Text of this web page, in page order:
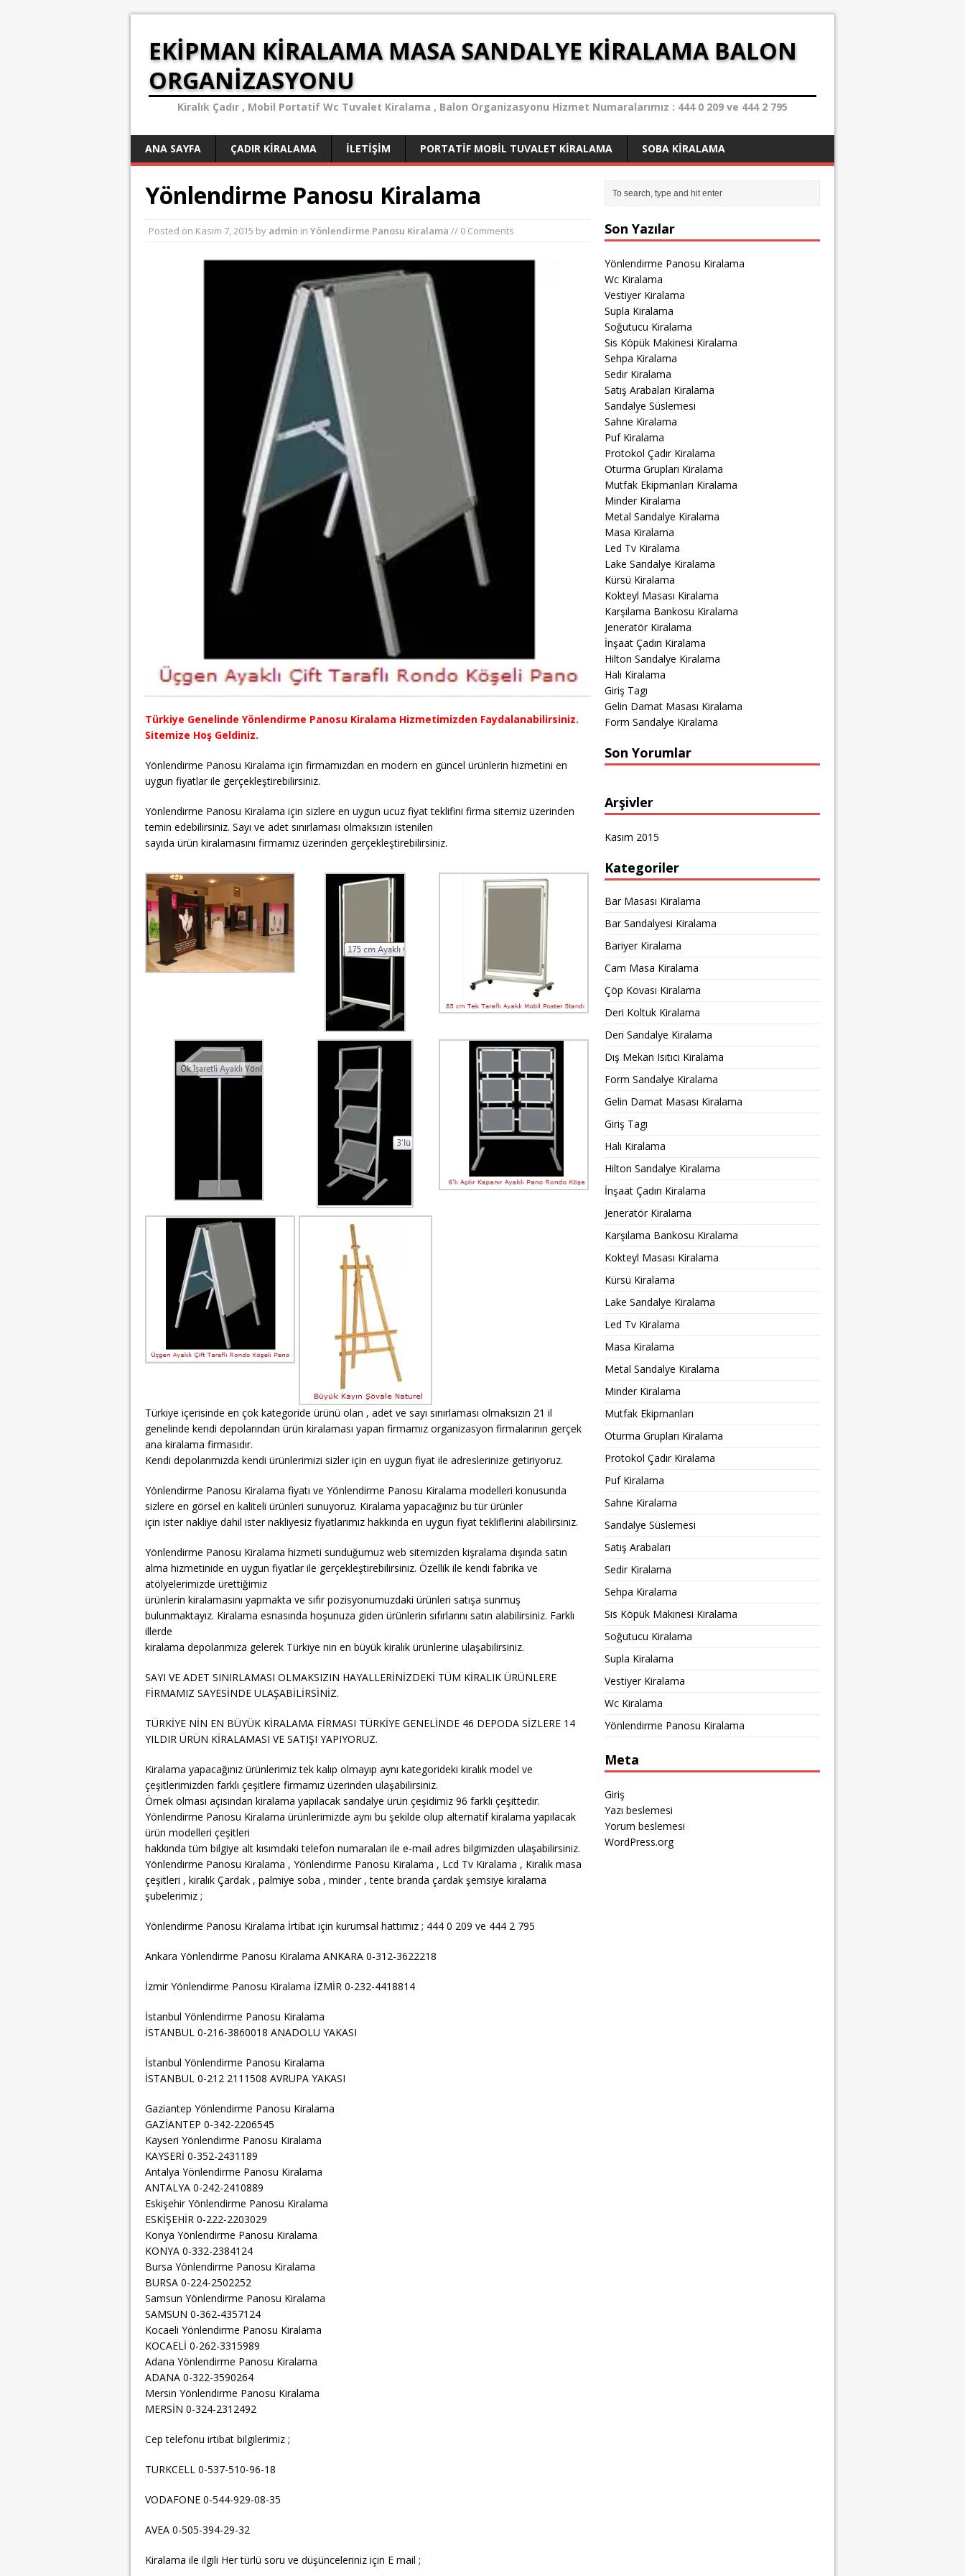
EKIPMAN KIRALAMA MASA SANDALYE KIRALAMA BALON
ORGANIZASYONU
Kiralık Çadır , Mobil Portatif Wc Tuvalet Kiralama , Balon Organizasyonu Hizmet Numaralarımız : 444 0 209 ve 444 2 795
ANA SAYFA ÇADIR KIRALAMA İLETIŞIM PORTATIF MOBIL TUVALET KIRALAMA SOBA KIRALAMA
Yönlendirme Panosu Kiralama
Posted on Kasım 7, 2015 by admin in Yönlendirme Panosu Kiralama // 0 Comments
Türkiye Genelinde Yönlendirme Panosu Kiralama Hizmetimizden Faydalanabilirsiniz.
Sitemize Hoş Geldiniz.
Yönlendirme Panosu Kiralama için firmamızdan en modern en güncel ürünlerin hizmetini en
uygun fiyatlar ile gerçekleştirebilirsiniz.
Yönlendirme Panosu Kiralama için sizlere en uygun ucuz fiyat teklifini firma sitemiz üzerinden
temin edebilirsiniz. Sayı ve adet sınırlaması olmaksızın istenilen
sayıda ürün kiralamasını firmamız üzerinden gerçekleştirebilirsiniz.
Türkiye içerisinde en çok kategoride ürünü olan , adet ve sayı sınırlaması olmaksızın 21 il
genelinde kendi depolarından ürün kiralaması yapan firmamız organizasyon firmalarının gerçek
ana kiralama firmasıdır.
Kendi depolarımızda kendi ürünlerimizi sizler için en uygun fiyat ile adreslerinize getiriyoruz.
Yönlendirme Panosu Kiralama fiyatı ve Yönlendirme Panosu Kiralama modelleri konusunda
sizlere en görsel en kaliteli ürünleri sunuyoruz. Kiralama yapacağınız bu tür ürünler
için ister nakliye dahil ister nakliyesiz fiyatlarımız hakkında en uygun fiyat tekliflerini alabilirsiniz.
Yönlendirme Panosu Kiralama hizmeti sunduğumuz web sitemizden kişralama dışında satın
alma hizmetinide en uygun fiyatlar ile gerçekleştirebilirsiniz. Özellik ile kendi fabrika ve
atölyelerimizde ürettiğimiz
ürünlerin kiralamasını yapmakta ve sıfır pozisyonumuzdaki ürünleri satışa sunmuş
bulunmaktayız. Kiralama esnasında hoşunuza giden ürünlerin sıfırlarını satın alabilirsiniz. Farklı
illerde
kiralama depolarımıza gelerek Türkiye nin en büyük kiralık ürünlerine ulaşabilirsiniz.
SAYI VE ADET SINIRLAMASI OLMAKSIZIN HAYALLERİNİZDEKİ TÜM KİRALIK ÜRÜNLERE
FİRMAMIZ SAYESİNDE ULAŞABİLİRSİNİZ.
TÜRKİYE NİN EN BÜYÜK KİRALAMA FİRMASI TÜRKİYE GENELİNDE 46 DEPODA SİZLERE 14
YILDIR ÜRÜN KİRALAMASI VE SATIŞI YAPIYORUZ.
Kiralama yapacağınız ürünlerimiz tek kalıp olmayıp aynı kategorideki kiralık model ve
çeşitlerimizden farklı çeşitlere firmamız üzerinden ulaşabilirsiniz.
Örnek olması açısından kiralama yapılacak sandalye ürün çeşidimiz 96 farklı çeşittedir.
Yönlendirme Panosu Kiralama ürünlerimizde aynı bu şekilde olup alternatif kiralama yapılacak
ürün modelleri çeşitleri
hakkında tüm bilgiye alt kısımdaki telefon numaraları ile e-mail adres bilgimizden ulaşabilirsiniz.
Yönlendirme Panosu Kiralama , Yönlendirme Panosu Kiralama , Lcd Tv Kiralama , Kiralık masa
çeşitleri , kiralık Çardak , palmiye soba , minder , tente branda çardak şemsiye kiralama
şubelerimiz ;
Yönlendirme Panosu Kiralama İrtibat için kurumsal hattımız ; 444 0 209 ve 444 2 795
Ankara Yönlendirme Panosu Kiralama ANKARA 0-312-3622218
İzmir Yönlendirme Panosu Kiralama İZMİR 0-232-4418814
İstanbul Yönlendirme Panosu Kiralama
İSTANBUL 0-216-3860018 ANADOLU YAKASI
İstanbul Yönlendirme Panosu Kiralama
İSTANBUL 0-212 2111508 AVRUPA YAKASI
Gaziantep Yönlendirme Panosu Kiralama
GAZİANTEP 0-342-2206545
Kayseri Yönlendirme Panosu Kiralama
KAYSERİ 0-352-2431189
Antalya Yönlendirme Panosu Kiralama
ANTALYA 0-242-2410889
Eskişehir Yönlendirme Panosu Kiralama
ESKİŞEHİR 0-222-2203029
Konya Yönlendirme Panosu Kiralama
KONYA 0-332-2384124
Bursa Yönlendirme Panosu Kiralama
BURSA 0-224-2502252
Samsun Yönlendirme Panosu Kiralama
SAMSUN 0-362-4357124
Kocaeli Yönlendirme Panosu Kiralama
KOCAELİ 0-262-3315989
Adana Yönlendirme Panosu Kiralama
ADANA 0-322-3590264
Mersin Yönlendirme Panosu Kiralama
MERSİN 0-324-2312492
Cep telefonu irtibat bilgilerimiz ;
TURKCELL 0-537-510-96-18
VODAFONE 0-544-929-08-35
AVEA 0-505-394-29-32
Kiralama ile ilgili Her türlü soru ve düşünceleriniz için E mail ;
Son Yazılar
Yönlendirme Panosu Kiralama
Wc Kiralama
Vestiyer Kiralama
Supla Kiralama
Soğutucu Kiralama
Sis Köpük Makinesi Kiralama
Sehpa Kiralama
Sedir Kiralama
Satış Arabaları Kiralama
Sandalye Süslemesi
Sahne Kiralama
Puf Kiralama
Protokol Çadır Kiralama
Oturma Grupları Kiralama
Mutfak Ekipmanları Kiralama
Minder Kiralama
Metal Sandalye Kiralama
Masa Kiralama
Led Tv Kiralama
Lake Sandalye Kiralama
Kürsü Kiralama
Kokteyl Masası Kiralama
Karşılama Bankosu Kiralama
Jeneratör Kiralama
İnşaat Çadırı Kiralama
Hilton Sandalye Kiralama
Halı Kiralama
Giriş Tagı
Gelin Damat Masası Kiralama
Form Sandalye Kiralama
Son Yorumlar
Arşivler
Kasım 2015
Kategoriler
Bar Masası Kiralama
Bar Sandalyesi Kiralama
Bariyer Kiralama
Cam Masa Kiralama
Çöp Kovası Kiralama
Deri Koltuk Kiralama
Deri Sandalye Kiralama
Dış Mekan Isıtıcı Kiralama
Form Sandalye Kiralama
Gelin Damat Masası Kiralama
Giriş Tagı
Halı Kiralama
Hilton Sandalye Kiralama
İnşaat Çadırı Kiralama
Jeneratör Kiralama
Karşılama Bankosu Kiralama
Kokteyl Masası Kiralama
Kürsü Kiralama
Lake Sandalye Kiralama
Led Tv Kiralama
Masa Kiralama
Metal Sandalye Kiralama
Minder Kiralama
Mutfak Ekipmanları
Oturma Grupları Kiralama
Protokol Çadır Kiralama
Puf Kiralama
Sahne Kiralama
Sandalye Süslemesi
Satış Arabaları
Sedir Kiralama
Sehpa Kiralama
Sis Köpük Makinesi Kiralama
Soğutucu Kiralama
Supla Kiralama
Vestiyer Kiralama
Wc Kiralama
Yönlendirme Panosu Kiralama
Meta
Giriş
Yazı beslemesi
Yorum beslemesi
WordPress.org